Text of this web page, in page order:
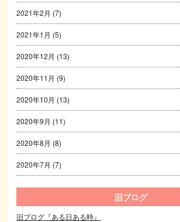
2021年2月 (7)
2021年1月 (5)
2020年12月 (13)
2020年11月 (9)
2020年10月 (13)
2020年9月 (11)
2020年8月 (8)
2020年7月 (7)
旧ブログ
旧ブログ『ある日ある時』